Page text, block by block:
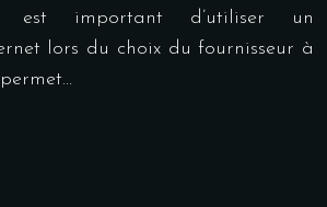
est important d’utiliser un
lors du choix du fournisseur à